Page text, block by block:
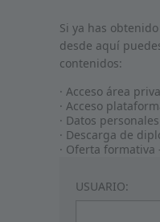
Si ya has
desde aquí
contenidos:
· Acceso área
· Acceso
· Datos personales
· Descarga de
· Oferta
USUARIO: